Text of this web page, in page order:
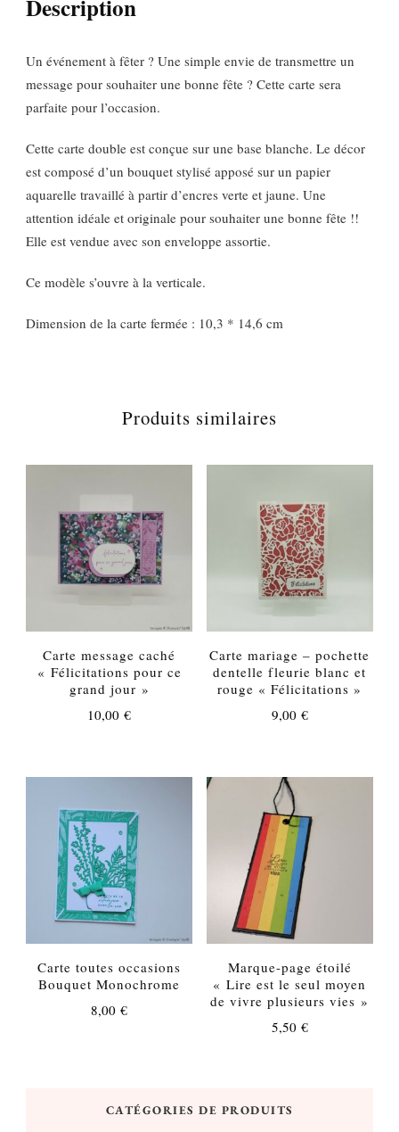
Description
Un événement à fêter ? Une simple envie de transmettre un
message pour souhaiter une bonne fête ? Cette carte sera
parfaite pour l’occasion.
Cette carte double est conçue sur une base blanche. Le décor
est composé d’un bouquet stylisé apposé sur un papier
aquarelle travaillé à partir d’encres verte et jaune. Une
attention idéale et originale pour souhaiter une bonne fête !!
Elle est vendue avec son enveloppe assortie.
Ce modèle s’ouvre à la verticale.
Dimension de la carte fermée : 10,3 * 14,6 cm
Produits similaires
Carte message caché
« Félicitations pour ce
grand jour »
10,00€
Carte mariage – pochette
dentelle fleurie blanc et
rouge « Félicitations »
9,00 €
Carte toutes occasions
Bouquet Monochrome
8,00€
Marque-page étoilé
« Lire est le seul moyen
de vivre plusieurs vies »
5,50 €
CATÉGORIES DE PRODUITS